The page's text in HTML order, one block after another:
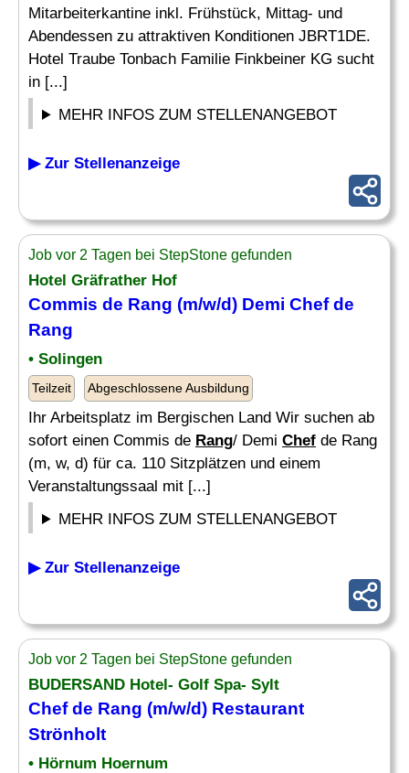
Mitarbeiterkantine inkl. Frühstück, Mittag- und
Abendessen zu attraktiven Konditionen JBRT1DE.
Hotel Traube Tonbach Familie Finkbeiner KG sucht
in [...]
MEHR INFOS ZUM STELLENANGEBOT
▶ Zur Stellenanzeige
Job vor 2 Tagen bei StepStone gefunden
Hotel Gräfrather Hof
Commis de Rang (m/w/d) Demi Chefde
Rang
• Solingen
Teilzeit Abgeschlossene Ausbildung
Ihr Arbeitsplatz im Bergischen Land Wir suchen ab
sofort einen Commis de Rang/ Demi Chef de Rang
(m, w, d) für ca. 110 Sitzplätzen und einem
Veranstaltungssaal mit [...]
MEHR INFOS ZUM STELLENANGEBOT
▶ Zur Stellenanzeige
Job vor 2 Tagen bei StepStone gefunden
BUDERSAND Hotel- Golf Spa- Sylt
Chefde Rang (m/w/d) Restaurant
Strönholt
• Hörnum Hoernum